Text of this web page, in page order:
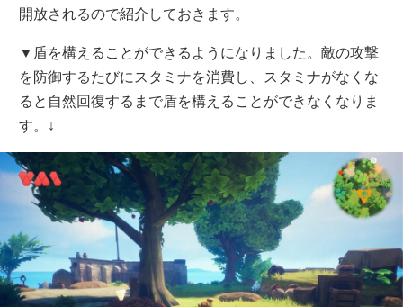
開放されるので紹介しておきます。
▼盾を構えることができるようになりました。敵の攻撃
を防御するたびにスタミナを消費し、スタミナがなくな
ると自然回復するまで盾を構えることができなくなりま
す。↓